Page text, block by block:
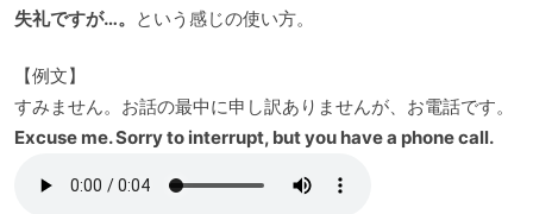
失礼ですが…。 という感じの使い方。
【例文】
すみません。お話の最中に申し訳ありませんが、お電話です。
Excuse me. Sorry to interrupt, but you have a phone call.